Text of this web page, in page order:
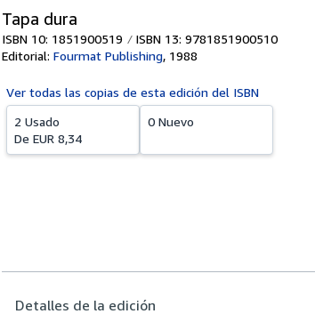
Tapa dura
ISBN 10: 1851900519
ISBN 13: 9781851900510
Editorial: Fourmat Publishing, 1988
Ver todas las copias de esta edición del ISBN
2 Usado
De EUR 8,34
0 Nuevo
Detalles de la edición